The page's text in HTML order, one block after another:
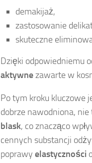
demakijaż,
zastosowanie
skuteczne
Dzięki odpowiedniemu
aktywnezawarte w
Po tym kroku kluczowe
dobrze nawodniona,
blask, co znacząco
cennych substancji
poprawy elastyczności